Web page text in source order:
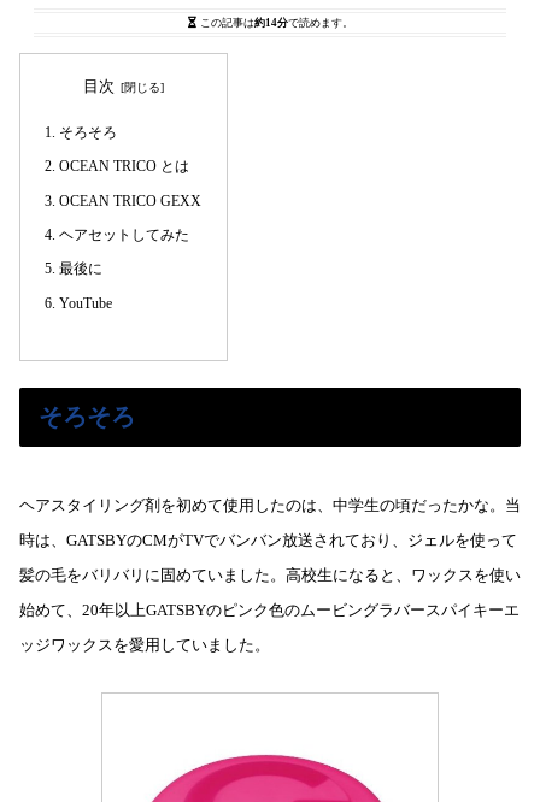
この記事は約14分で読めます。
目次
そろそろ
OCEAN TRICO とは
OCEAN TRICO GEXX
ヘアセットしてみた
最後に
YouTube
そろそろ
ヘアスタイリング剤を初めて使用したのは、中学生の頃だったかな。当
時は、GATSBYのCMがTVでバンバン放送されており、ジェルを使って
髪の毛をバリバリに固めていました。高校生になると、ワックスを使い
始めて、20年以上GATSBYのピンク色のムービングラバースパイキーエ
ッジワックスを愛用していました。